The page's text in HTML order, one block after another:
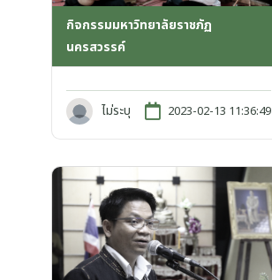
กิจกรรมมหาวิทยาลัยราชภัฏ
นครสวรรค์
ไม่ระบุ 2023-02-13 11:36:49